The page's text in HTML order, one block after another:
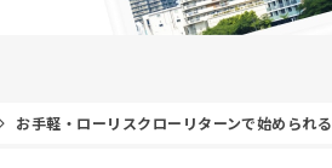
お手軽・ローリスクローリターンで始められる